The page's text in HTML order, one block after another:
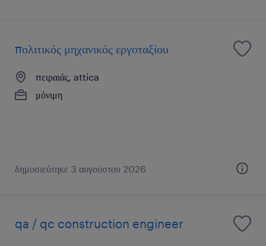
πολιτικός μηχανικός εργοταξίου
πειραιάς, attica
μόνιμη
δημοσιεύτηκε 3 αυγούστου 2026
qa / qc construction engineer